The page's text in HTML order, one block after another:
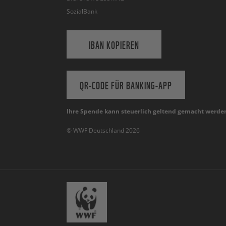
SozialBank
IBAN KOPIEREN
QR-CODE FÜR BANKING-APP
Ihre Spende kann steuerlich geltend gemacht
© WWF Deutschland 2026